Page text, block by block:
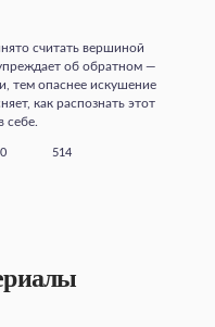
считать вершиной
об обратном —
тем опаснее искушение
как распознать этот
себе.
0 514